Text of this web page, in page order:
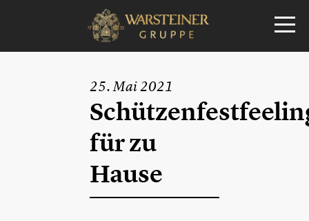
25. Mai 2021
für zu
Hause